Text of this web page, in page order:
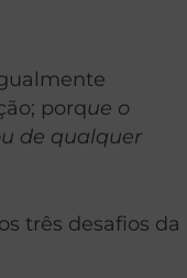
porque o
de qualquer
três desafios da